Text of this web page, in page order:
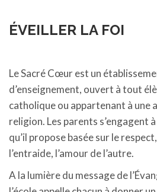
ÉVEILLER LA FOI
Le Sacré Cœur est un
d’enseignement, ouvert à tout
catholique ou appartenant à une
religion. Les parents s’engagent
qu’il propose basée sur le
l’entraide, l’amour de l’autre.
A la lumière du message de